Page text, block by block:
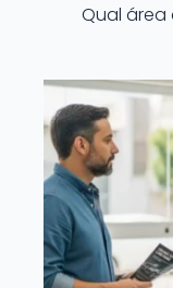
Qual